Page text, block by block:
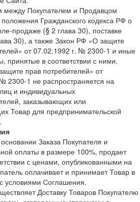
между Покупателем и Продавцом
Гражданского кодекса РФ о
продаже (§ 2 глава 30), поставке
30), а также Закон РФ «О защите
от 07.02.1992 г. № 2300-1 и иные
принятые в соответствии с ними.
прав потребителей» от
2300-1 не распространяется на
и индивидуальных
заказывающих или
Товар для предпринимательской
Заказа Покупателя и
оплаты в размере 100%, продает
с ценами, опубликованными на
оплачивает и принимает Товар в
условиями Соглашения.
Доставку Товаров Покупателю